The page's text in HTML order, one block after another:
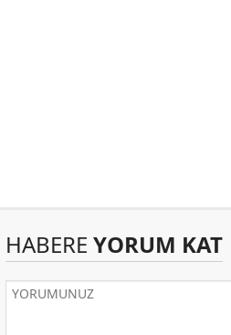
HABERE YORUM KAT